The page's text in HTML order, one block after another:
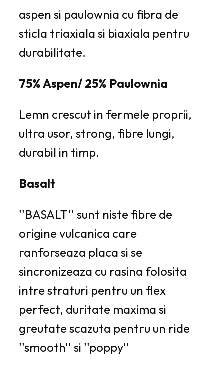
aspen si paulownia cu fibra de
sticla triaxiala si biaxiala pentru
durabilitate.
75% Aspen/ 25% Paulownia
Lemn crescut in fermele proprii,
ultra usor, strong, fibre lungi,
durabil in timp.
Basalt
''BASALT'' sunt niste fibre de
origine vulcanica care
ranforseaza placa si se
sincronizeaza cu rasina folosita
intre straturi pentru un flex
perfect, duritate maxima si
greutate scazuta pentru un ride
''smooth'' si ''poppy''